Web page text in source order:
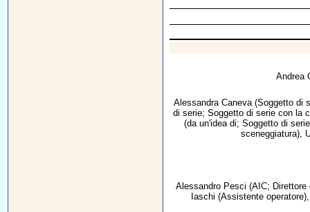
Andrea
Alessandra Caneva(Soggetto di
di serie; Soggetto di serie con la
(da un'idea di; Soggetto di
sceneggiatura),
Alessandro Pesci (AIC;
Iaschi (Assistente